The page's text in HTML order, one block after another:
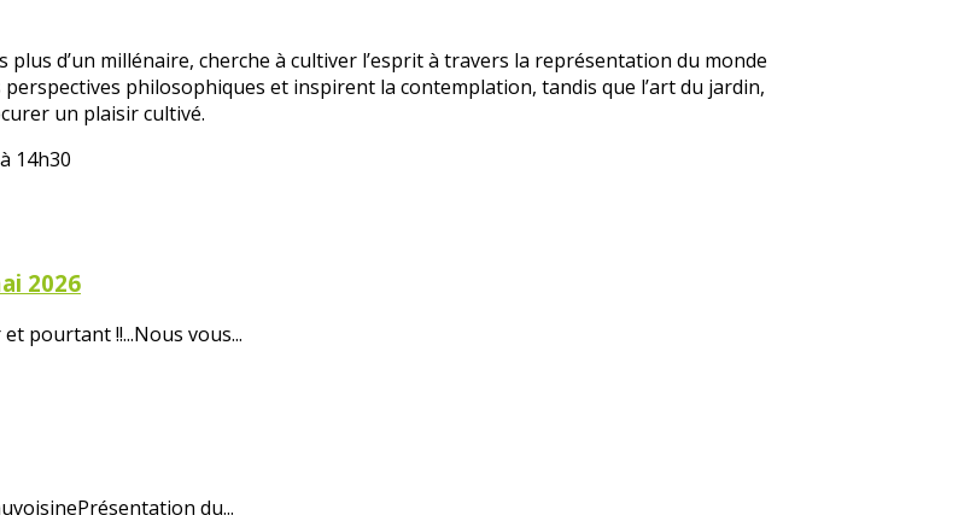
d’un millénaire, cherche à cultiver l’esprit à travers la représentation du monde
philosophiques et inspirent la contemplation, tandis que l’art du jardin,
un plaisir cultivé.
14h30
2026
pourtant !!...Nous vous...
du...